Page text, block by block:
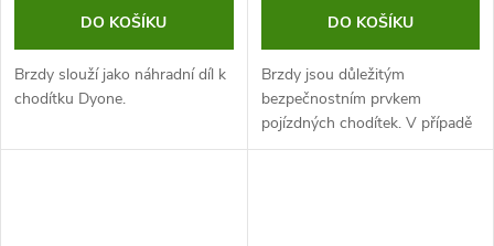
DO KOŠÍKU
Brzdy slouží jako náhradní díl k
chodítku Dyone.
DO KOŠÍKU
Brzdy jsou důležitým
bezpečnostním prvkem
pojízdných chodítek. V případě
jejich selhání může dojít k